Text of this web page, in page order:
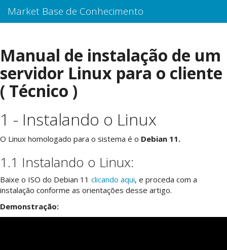
Market Base de Conhecimento
Manual de instalação de um
servidor Linux para o cliente
( Técnico )
1 - Instalando o Linux
O Linux homologado para o sistema é o Debian 11.
1.1 Instalando o Linux:
Baixe o ISO do Debian 11 clicando aqui, e proceda com a
instalação conforme as orientações desse artigo.
Demonstração: